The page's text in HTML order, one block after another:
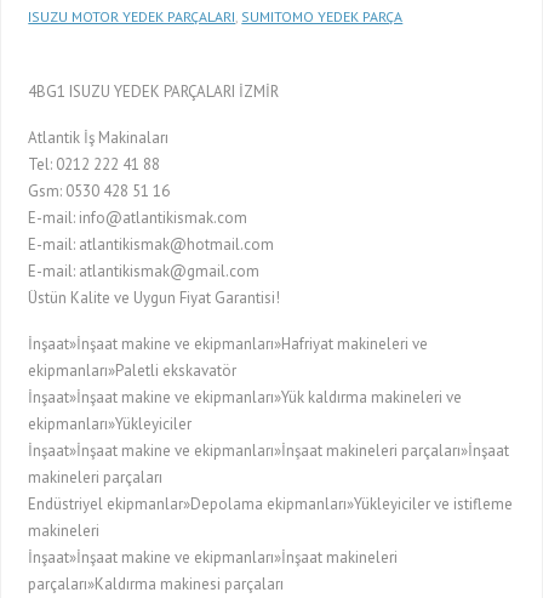
ISUZU MOTOR YEDEK PARÇALARI SUMITOMO YEDEK PARÇA
4BG1 ISUZU YEDEK PARÇALARI İZMİR
Atlantik İş Makinaları
Tel: 0212 222 41 88
Gsm: 0530 428 51 16
E-mail: info@atlantikismak.com
E-mail: atlantikismak@hotmail.com
E-mail: atlantikismak@gmail.com
Üstün Kalite ve Uygun Fiyat Garantisi!
İnşaat»İnşaat makine ve ekipmanları»Hafriyat makineleri ve
ekipmanları»Paletli ekskavatör
İnşaat»İnşaat makine ve ekipmanları»Yük kaldırma makineleri ve
ekipmanları»Yükleyiciler
İnşaat»İnşaat makine ve ekipmanları»İnşaat makineleri parçaları»İnşaat
makineleri parçaları
Endüstriyel ekipmanlar»Depolama ekipmanları»Yükleyiciler ve istifleme
makineleri
İnşaat»İnşaat makine ve ekipmanları»İnşaat makineleri
parçaları»Kaldırma makinesi parçaları